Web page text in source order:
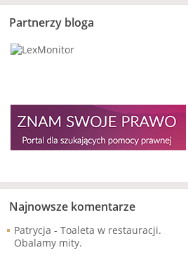
Partnerzy bloga
Najnowsze komentarze
Patrycja - Toaleta w restauracji.
Obalamy mity.